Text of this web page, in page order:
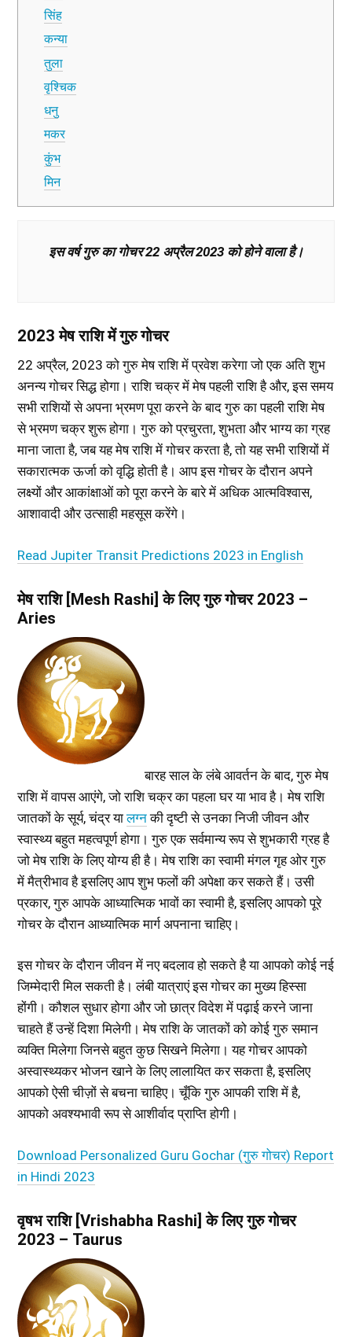
सिंह
कन्या
तुला
वृश्चिक
धनु
मकर
कुंभ
मिन
इस वर्ष गुरु का गोचर 22 अप्रैल 2023 को होने वाला है।
2023 मेष राशि में गुरु गोचर
22 अप्रैल, 2023 को गुरु मेष राशि में प्रवेश करेगा जो एक अति शुभ
अनन्य गोचर सिद्ध होगा। राशि चक्र में मेष पहली राशि है और, इस समय
सभी राशियों से अपना भ्रमण पूरा करने के बाद गुरु का पहली राशि मेष
से भ्रमण चक्र शुरू होगा। गुरु को प्रचुरता, शुभता और भाग्य का ग्रह
माना जाता है, जब यह मेष राशि में गोचर करता है, तो यह सभी राशियों में
सकारात्मक ऊर्जा को वृद्धि होती है। आप इस गोचर के दौरान अपने
लक्ष्यों और आकांक्षाओं को पूरा करने के बारे में अधिक आत्मविश्वास,
आशावादी और उत्साही महसूस करेंगे।
Read Jupiter Transit Predictions 2023 in English
मेष राशि [Mesh Rashi] के लिए गुरु गोचर 2023 –
Aries
बारह साल के लंबे आवर्तन के बाद, गुरु मेष
राशि में वापस आएंगे, जो राशि चक्र का पहला घर या भाव है। मेष राशि
जातकों के सूर्य, चंद्र यालग्नकी दृष्टी से उनका निजी जीवन और
स्वास्थ्य बहुत महत्वपूर्ण होगा। गुरु एक सर्वमान्य रूप से शुभकारी ग्रह है
जो मेष राशि के लिए योग्य ही है। मेष राशि का स्वामी मंगल गृह ओर गुरु
में मैत्रीभाव है इसलिए आप शुभ फलों की अपेक्षा कर सकते हैं। उसी
प्रकार, गुरु आपके आध्यात्मिक भावों का स्वामी है, इसलिए आपको पूरे
गोचर के दौरान आध्यात्मिक मार्ग अपनाना चाहिए।
इस गोचर के दौरान जीवन में नए बदलाव हो सकते है या आपको कोई नई
जिम्मेदारी मिल सकती है। लंबी यात्राएं इस गोचर का मुख्य हिस्सा
होंगी। कौशल सुधार होगा और जो छात्र विदेश में पढ़ाई करने जाना
चाहते हैं उन्हें दिशा मिलेगी। मेष राशि के जातकों को कोई गुरु समान
व्यक्ति मिलेगा जिनसे बहुत कुछ सिखने मिलेगा। यह गोचर आपको
अस्वास्थ्यकर भोजन खाने के लिए लालायित कर सकता है, इसलिए
आपको ऐसी चीज़ों से बचना चाहिए। चूँकि गुरु आपकी राशि में है,
आपको अवश्यभावी रूप से आशीर्वाद प्राप्ति होगी।
Download Personalized Guru Gochar (गुरु गोचर) Report
in Hindi 2023
वृषभ राशि [Vrishabha Rashi] के लिए गुरु गोचर
2023 – Taurus